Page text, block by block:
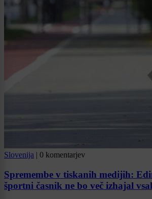
Slovenija | 0 komentarjev
Spremembe v tiskanih medijih:
športni časnik ne bo več izhajal